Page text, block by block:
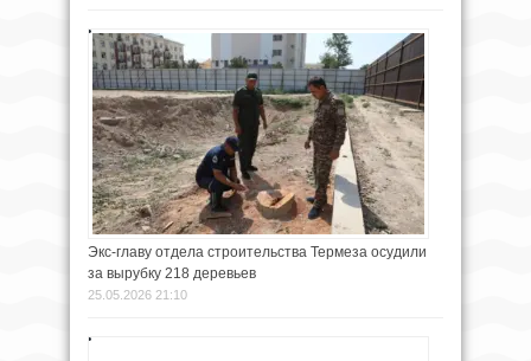
Экс-главу отдела строительства Термеза осудили
за вырубку 218 деревьев
25.05.2026 21:10